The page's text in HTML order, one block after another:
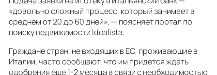
«довольно сложный процесс, который занимает в
среднем от 20 до 60 дней», — поясняет портал по
поиску недвижимости Idealista.
Граждане стран, не входящих в ЕС, проживающие в
Италии, часто сообщают, что им придется ждать
одобрения еще 1-2 месяца в связи с необходимостью